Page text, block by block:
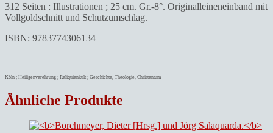
312 Seiten : Illustrationen ; 25 cm. Gr.-8°. Originalleineneinband mit
Vollgoldschnitt und Schutzumschlag.
ISBN: 9783774306134
Köln ; Heiligenverehrung ; Reliquienkult ; Geschichte, Theologie, Christentum
Ähnliche Produkte